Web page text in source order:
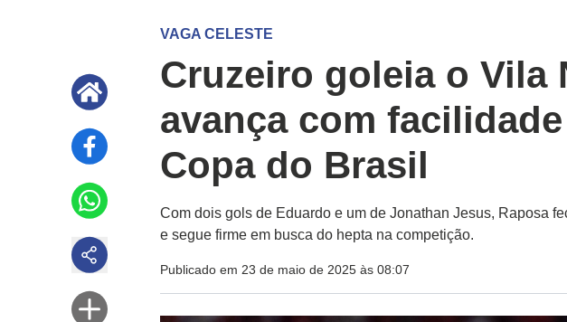
VAGA CELESTE
Cruzeiro goleia o Vila
avança com
Copa do Brasil
Com dois gols de Eduardo e um de Jonathan Jesus, Raposa
e segue firme em busca do hepta na competição.
Publicado em 23 de maio de 2025 às 08:07